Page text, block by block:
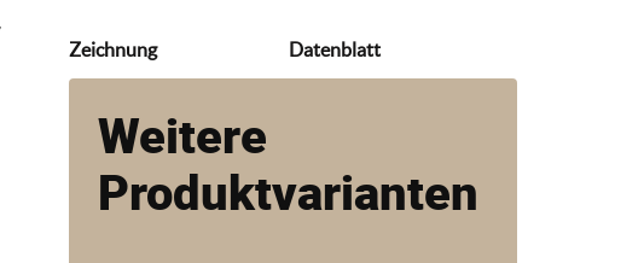
Zeichnung Datenblatt
Weitere
Produktvarianten